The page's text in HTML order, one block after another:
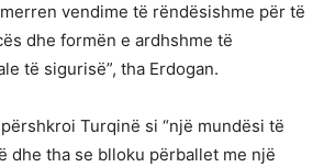
vendime të rëndësishme për të
dhe formën e ardhshme të
të sigurisë”, tha Erdogan.
Turqinë si “një mundësi të
dhe tha se blloku përballet me një